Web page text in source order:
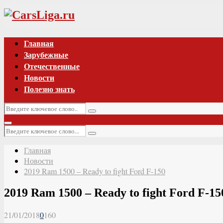
Vk
Главная
Зарубежные
Отечественные
Новости
Полезно знать
Искать:
Поиск
Основное
меню
Искать:
Поиск
Главная
Новости
2019 Ram 1500 – Ready to fight Ford F-150
2019 Ram 1500 – Ready to fight Ford F-
21/01/20180160